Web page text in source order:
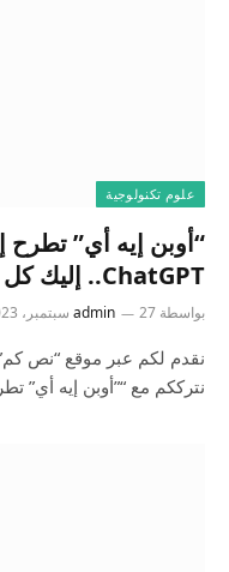
علوم تكنولوجية
“أوبن إيه أي” تطرح
ChatGPT.. إليك كل ما تريد معرفته
بواسطة admin 27 سبتمبر، 2023
نقدم لكم عبر موقع “نص
نترككم مع “”أوبن إيه أي”